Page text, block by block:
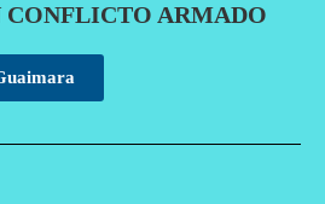
CONFLICTO ARMADO